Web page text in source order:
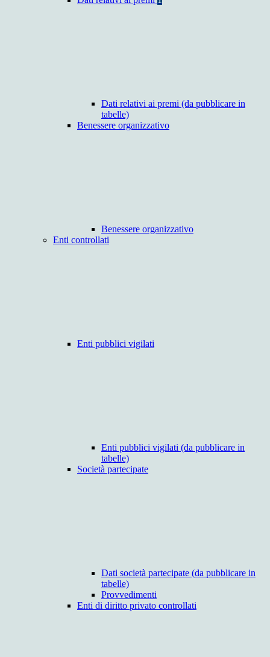
Dati relativi ai premi (da pubblicare in
tabelle)
Benessere organizzativo
Benessere organizzativo
Enti controllati
Enti pubblici vigilati
Enti pubblici vigilati (da pubblicare in
tabelle)
Società partecipate
Dati società partecipate (da pubblicare in
tabelle)
Provvedimenti
Enti di diritto privato controllati